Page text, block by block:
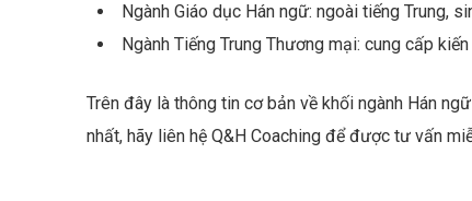
Ngành Giáo dục Hán ngữ: ngoài tiếng Trung,
Ngành Tiếng Trung Thương mại: cung cấp
Trên đây là thông tin cơ bản về khối ngành Hán
nhất, hãy liên hệ Q&H Coaching để được tư vấn